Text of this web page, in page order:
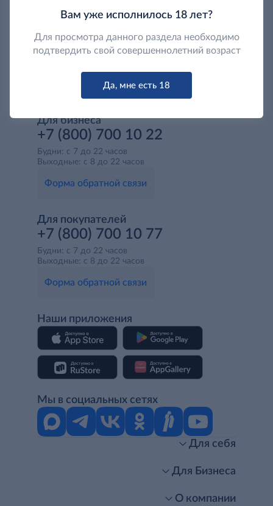
Для бизнеса
+7 (800) 700 10 22
Будни: с 7 до 22 часов
Выходные: с 8 до 22 часов
Форма обратной связи
Для покупателей
+7 (800) 700 10 77
Будни: с 7 до 22 часов
Выходные: с 8 до 22 часов
Форма обратной связи
Наши приложения
Мы в социальных сетях
Для себя
Стань клиентом METRO
Для Бизнеса
О компании
Вам уже исполнилось 18 лет?
Для просмотра данного раздела необходимо
подтвердить свой совершеннолетний возраст
Да, мне есть 18